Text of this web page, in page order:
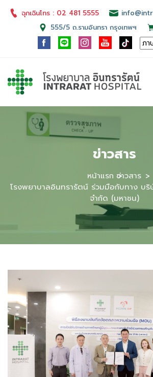
ฉุกเฉินโทร : 02 481 5555
555/5 ถ.รามอินทรา กรุงเทพฯ
ข่าวสาร
หน้าแรก ข่าวสาร
โรงพยาบาลอินทรารัตน์ ร่วมมือกับทาง บริ
จำกัด (มหาชน)